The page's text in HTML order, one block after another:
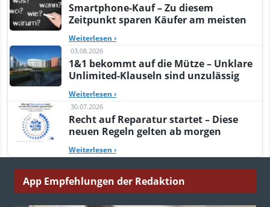
Smartphone-Kauf – Zu diesem
Zeitpunkt sparen Käufer am meisten
Weiterlesen ›
03.08.2026
1&1 bekommt auf die Mütze – Unklare
Unlimited-Klauseln sind unzulässig
Weiterlesen ›
30.07.2026
Recht auf Reparatur startet – Diese
neuen Regeln gelten ab morgen
Weiterlesen ›
App Empfehlungen der Redaktion